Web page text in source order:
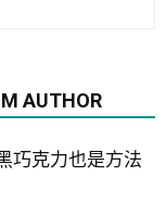
AUTHOR
巧克力也是方法